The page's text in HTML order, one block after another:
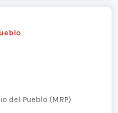
del Pueblo (MRP)